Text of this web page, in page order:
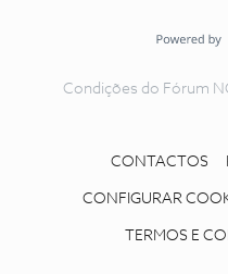
Condições do Fórum
CONTACTOS
CONFIGURAR
TERMOS E